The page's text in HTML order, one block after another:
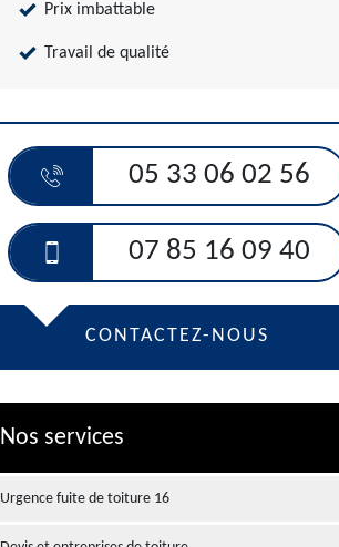
Prix imbattable
Travail de qualité
05 33 06 02 56
07 85 16 09 40
CONTACTEZ-NOUS
Nos services
Urgence fuite de toiture 16